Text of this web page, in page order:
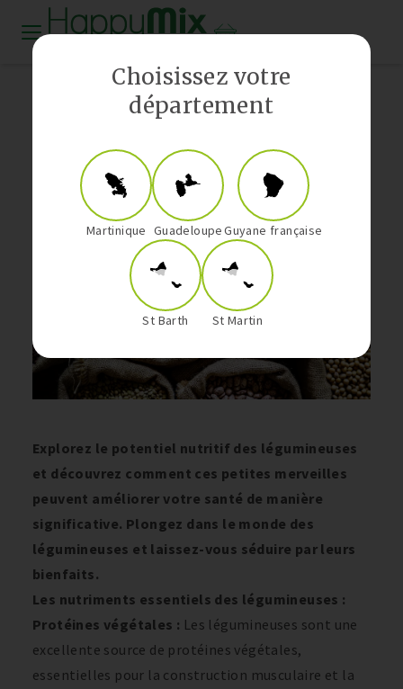
Santé et Bien-Être
Les Légumineuses : Des Alliées
Santé aux Multiples Bienfaits
Explorez le potentiel nutritif des légumineuses
et découvrez comment ces petites merveilles
peuvent améliorer votre santé de manière
significative. Plongez dans le monde des
légumineuses et laissez-vous séduire par leurs
bienfaits.
Les nutriments essentiels des légumineuses :
Protéines végétales : Les légumineuses sont une
excellente source de protéines végétales,
essentielles pour la construction musculaire et la
Choisissez votre
département
Martinique GuadeloupeGuyane française
St Barth St Martin